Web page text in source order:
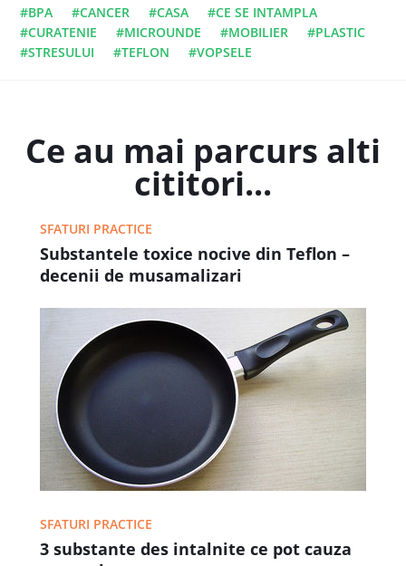
#BPA #CANCER #CASA
#CE SE INTAMPLA
#CURATENIE
#MICROUNDE #MOBILIER
#PLASTIC
#STRESULUI
#TEFLON #VOPSELE
Ce au mai parcurs alti
cititori...
SFATURI PRACTICE
Substantele toxice nocive din Teflon –
decenii de musamalizari
SFATURI PRACTICE
3 substante des intalnite ce pot cauza